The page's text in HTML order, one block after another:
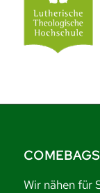
COMEBAGS
Wir nähen für